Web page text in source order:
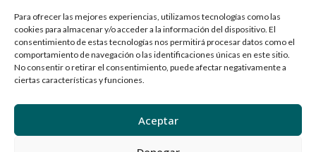
Para ofrecer las mejores experiencias, utilizamos tecnologías como las
cookies para almacenar y/o acceder a la información del dispositivo. El
consentimiento de estas tecnologías nos permitirá procesar datos como el
comportamiento de navegación o las identificaciones únicas en este sitio.
No consentir o retirar el consentimiento, puede afectar negativamente a
ciertas características y funciones.
Aceptar
Contacto
91 798 71 15
info@ellabrador.es